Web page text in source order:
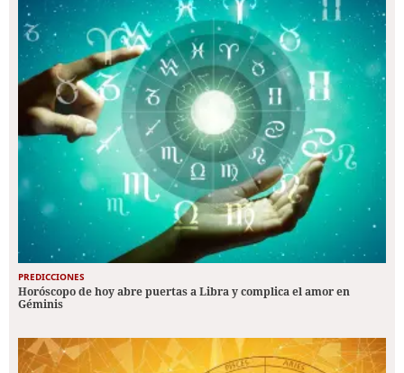
PREDICCIONES
Horóscopo de hoy abre puertas a Libra y complica el amor en
Géminis